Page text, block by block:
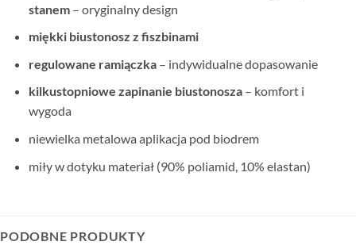
stanem– oryginalny design
miękki biustonosz z fiszbinami
regulowane ramiączka– indywidualne dopasowanie
kilkustopniowe zapinanie biustonosza– komfort i
wygoda
niewielka metalowa aplikacja pod biodrem
miły w dotyku materiał (90% poliamid, 10% elastan)
PODOBNE PRODUKTY